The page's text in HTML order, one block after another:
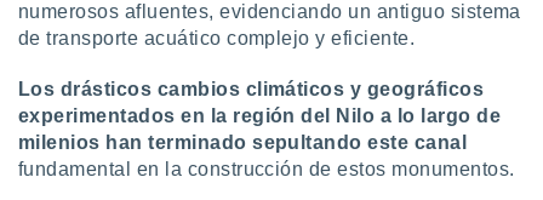
numerosos afluentes, evidenciando un antiguo sistema
de transporte acuático complejo y eficiente.
Los drásticos cambios climáticos y geográficos
experimentados en la región del Nilo a lo largo de
milenios han terminado sepultando este canal
fundamental en la construcción de estos monumentos.